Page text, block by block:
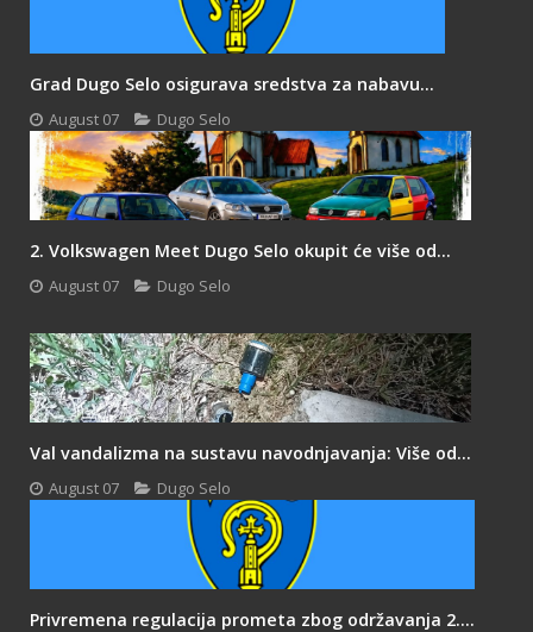
Grad Dugo Selo osigurava sredstva za nabavu...
August 07 Dugo Selo
2. Volkswagen Meet Dugo Selo okupit će više od...
August 07 Dugo Selo
Val vandalizma na sustavu navodnjavanja: Više od...
August 07 Dugo Selo
Privremena regulacija prometa zbog održavanja 2....